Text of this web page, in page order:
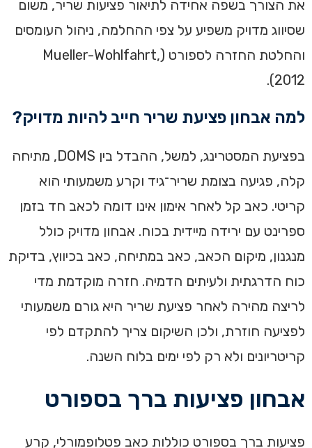
את הצורך בשפה אחידה לתיאור פציעות שריר, משום
שסיווג מדויק משפיע על צפי ההחלמה, ניהול העומסים
והחלטת החזרה לספורט (Mueller-Wohlfahrt,
2012).
למה אבחון פציעת שריר חייב להיות מדויק?
בפציעת המסטרינג, למשל, ההבדל בין DOMS, מתיחה
קלה, פגיעה בצומת שריר־גיד וקרע משמעותי הוא
קריטי. כאב קל לאחר אימון אינו דומה לכאב חד בזמן
ספרינט עם ירידה מיידית בכוח. אבחון מדויק כולל
מנגנון, מיקום הכאב, כאב במתיחה, כאב בכיווץ, בדיקת
כוח הדרגתית ולעיתים הדמיה. חזרה מוקדמת מדי
לריצה מהירה לאחר פציעת שריר היא גורם משמעותי
לפציעה חוזרת, ולכן השיקום צריך להתקדם לפי
קריטריונים ולא רק לפי ימים בלוח השנה.
אבחון פציעות ברך בספורט
פציעות ברך בספורט כוללות כאב פטלופמורלי, קרע